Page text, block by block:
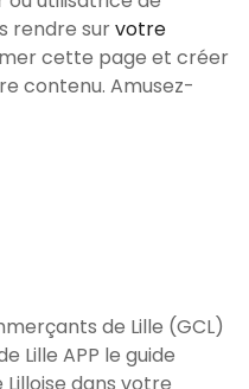
rendre survotre
cette page et créer
contenu. Amusez-
de Lille (GCL)
Lille APP le guide
dans votre